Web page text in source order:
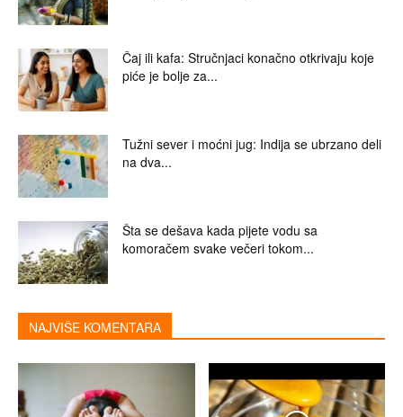
Čaj ili kafa: Stručnjaci konačno otkrivaju koje
piće je bolje za...
Tužni sever i moćni jug: Indija se ubrzano deli
na dva...
Šta se dešava kada pijete vodu sa
komoračem svake večeri tokom...
NAJVIŠE KOMENTARA